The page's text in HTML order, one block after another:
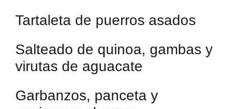
Tartaleta de puerros asados
Salteado de quinoa, gambas y
virutas de aguacate
Garbanzos, panceta y